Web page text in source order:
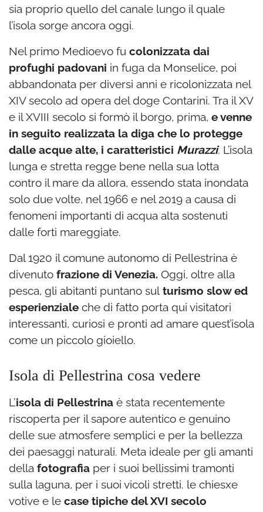
sia proprio quello del canale lungo il quale
l’isola sorge ancora oggi.
Nel primo Medioevo fu colonizzata dai
profughi padovani in fuga da Monselice, poi
abbandonata per diversi anni e ricolonizzata nel
XIV secolo ad opera del doge Contarini. Tra il XV
e il XVIII secolo si formò il borgo, prima, e venne
in seguito realizzata la diga che lo protegge
dalle acque alte, i caratteristici Murazzi. L’isola
lunga e stretta regge bene nella sua lotta
contro il mare da allora, essendo stata inondata
solo due volte, nel 1966 e nel 2019 a causa di
fenomeni importanti di acqua alta sostenuti
dalle forti mareggiate.
Dal 1920 il comune autonomo di Pellestrina è
divenuto frazione di Venezia. Oggi, oltre alla
pesca, gli abitanti puntano sul turismo slow ed
esperienziale che di fatto porta qui visitatori
interessanti, curiosi e pronti ad amare quest’isola
come un piccolo gioiello.
Isola di Pellestrina cosa vedere
L’isola di Pellestrina è stata recentemente
riscoperta per il sapore autentico e genuino
delle sue atmosfere semplici e per la bellezza
dei paesaggi naturali. Meta ideale per gli amanti
della fotografia per i suoi bellissimi tramonti
sulla laguna, per i suoi vicoli stretti. le chiesxe
votive e le case tipiche del XVI secolo